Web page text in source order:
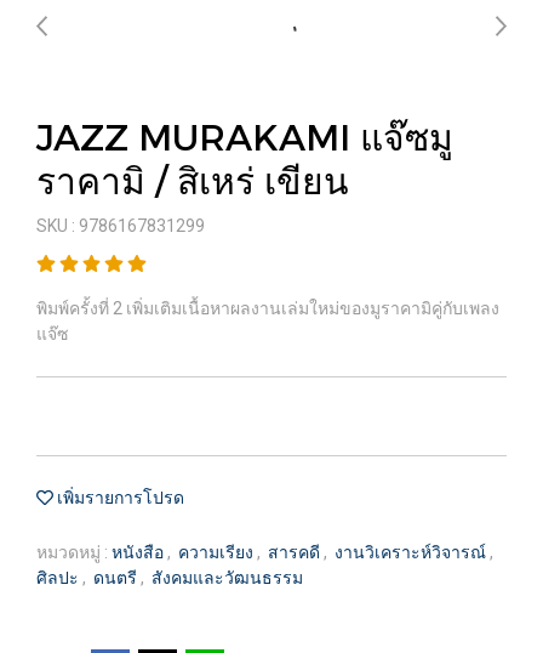
JAZZ MURAKAMI แจ๊ซมู
ราคามิ / สิเหร่ เขียน
SKU : 9786167831299
พิมพ์ครั้งที่ 2 เพิ่มเติมเนื้อหาผลงานเล่มใหม่ของมูราคามิคู่กับเพลง
แจ๊ซ
เพิ่มรายการโปรด
หมวดหมู่ : หนังสือ , ความเรียง , สารคดี , งานวิเคราะห์วิจารณ์ ,
ศิลปะ , ดนตรี , สังคมและวัฒนธรรม